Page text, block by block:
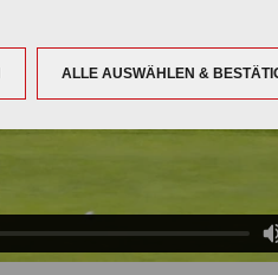
ALLE AUSWÄHLEN &